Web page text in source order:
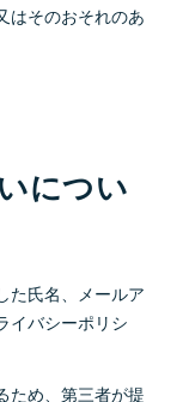
はそのおそれのあ
につい
た氏名、メールア
イバシーポリシ
ため、第三者が提